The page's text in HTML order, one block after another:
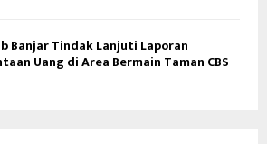
Banjar Tindak Lanjuti Laporan
Uang di Area Bermain Taman CBS